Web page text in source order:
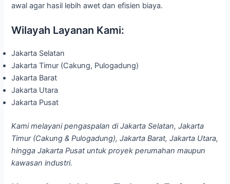
awal agar hasil lebih awet dan efisien biaya.
Wilayah Layanan Kami:
Jakarta Selatan
Jakarta Timur (Cakung, Pulogadung)
Jakarta Barat
Jakarta Utara
Jakarta Pusat
Kami melayani pengaspalan di Jakarta Selatan, Jakarta
Timur (Cakung & Pulogadung), Jakarta Barat, Jakarta Utara,
hingga Jakarta Pusat untuk proyek perumahan maupun
kawasan industri.